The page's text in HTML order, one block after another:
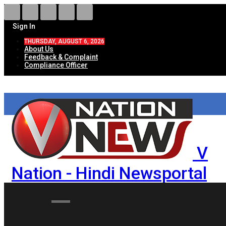
Sign In
THURSDAY, AUGUST 6, 2026
About Us
Feedback & Complaint
Compliance Officer
V
Nation - Hindi Newsportal